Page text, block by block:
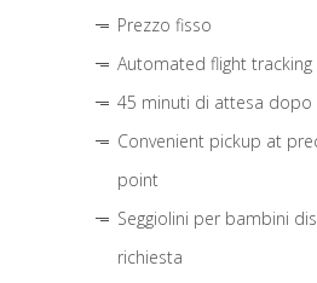
Prezzo fisso
Automated flight tracking
45 minuti di attesa dopo
Convenient pickup at
point
Seggiolini per bambini
richiesta